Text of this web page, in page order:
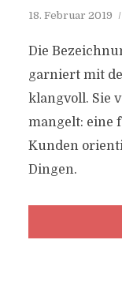
18. Februar 2019
Die
garniert mit
klangvoll. Sie
mangelt: eine
Kunden
Dingen.